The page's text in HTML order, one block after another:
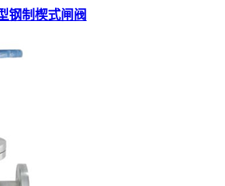
钢制楔式闸阀